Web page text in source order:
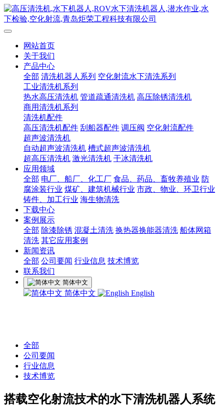
网站首页
关于我们
产品中心
全部 清洗机器人系列 空化射流水下清洗系列
工业清洗机系列
热水高压清洗机 管道疏通清洗机 高压除锈清洗机
商用清洗机系列
清洗机配件
高压清洗机配件 刮船器配件 调压阀 空化射流配件
超声波清洗机
自动超声波清洗机 槽式超声波清洗机
超高压清洗机 激光清洗机 干冰清洗机
应用领域
全部 电厂、船厂、化工厂 食品、药品、畜牧养殖业 防
腐涂装行业 煤矿、建筑机械行业 市政、物业、环卫行业
铸件、加工行业 海生物清洗
下载中心
案例展示
全部 除漆除锈 混凝土清洗 换热器换能器清洗 船体网箱
清洗 其它应用案例
新闻资讯
全部 公司要闻 行业信息 技术博览
联系我们
简体中文
简体中文 English
全部
公司要闻
行业信息
技术博览
搭载空化射流技术的水下清洗机器人系统